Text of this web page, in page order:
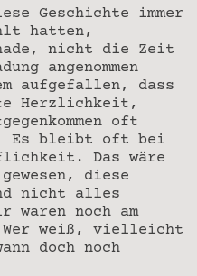
Geschichte immer
hatten,
nicht die Zeit
angenommen
aufgefallen, dass
Herzlichkeit,
oft
Es bleibt oft bei
Das wäre
diese
nicht alles
waren noch am
Wer weiß, vielleicht
doch noch